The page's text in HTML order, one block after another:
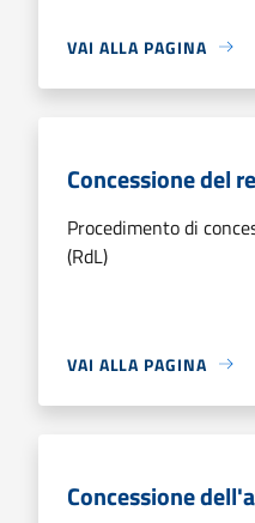
VAI ALLA PAGINA
Concessione del
Procedimento di
(RdL)
VAI ALLA PAGINA
Concessione